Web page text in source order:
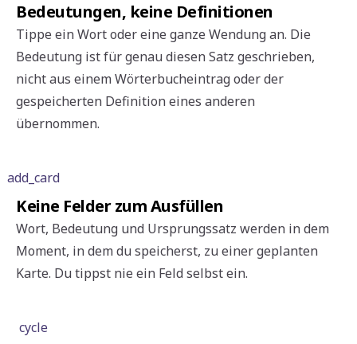
Bedeutungen, keine Definitionen
Tippe ein Wort oder eine ganze Wendung an. Die
Bedeutung ist für genau diesen Satz geschrieben,
nicht aus einem Wörterbucheintrag oder der
gespeicherten Definition eines anderen
übernommen.
add_card
Keine Felder zum Ausfüllen
Wort, Bedeutung und Ursprungssatz werden in dem
Moment, in dem du speicherst, zu einer geplanten
Karte. Du tippst nie ein Feld selbst ein.
cycle